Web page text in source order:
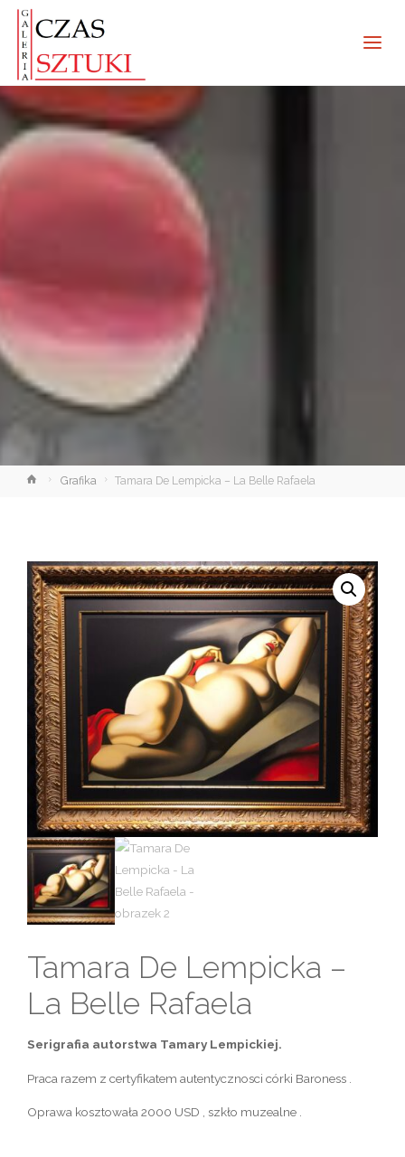
StronaGrafika Tamara De Lempicka – La Belle Rafaela
Tamara De Lempicka –
La Belle Rafaela
Serigrafia autorstwa Tamary Lempickiej.
Praca razem z certyfikatem autentycznosci córki Baroness .
Oprawa kosztowała 2000 USD , szkło muzealne .